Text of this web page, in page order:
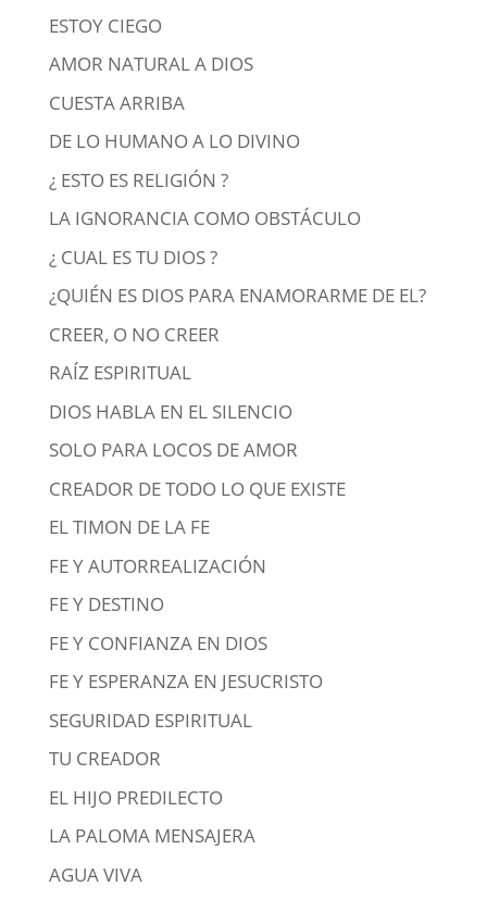
ESTOY CIEGO
AMOR NATURAL A DIOS
CUESTA ARRIBA
DE LO HUMANO A LO DIVINO
¿ ESTO ES RELIGIÓN ?
LA IGNORANCIA COMO OBSTÁCULO
¿ CUAL ES TU DIOS ?
¿QUIÉN ES DIOS PARA ENAMORARME DE EL?
CREER, O NO CREER
RAÍZ ESPIRITUAL
DIOS HABLA EN EL SILENCIO
SOLO PARA LOCOS DE AMOR
CREADOR DE TODO LO QUE EXISTE
EL TIMON DE LA FE
FE Y AUTORREALIZACIÓN
FE Y DESTINO
FE Y CONFIANZA EN DIOS
FE Y ESPERANZA EN JESUCRISTO
SEGURIDAD ESPIRITUAL
TU CREADOR
EL HIJO PREDILECTO
LA PALOMA MENSAJERA
AGUA VIVA